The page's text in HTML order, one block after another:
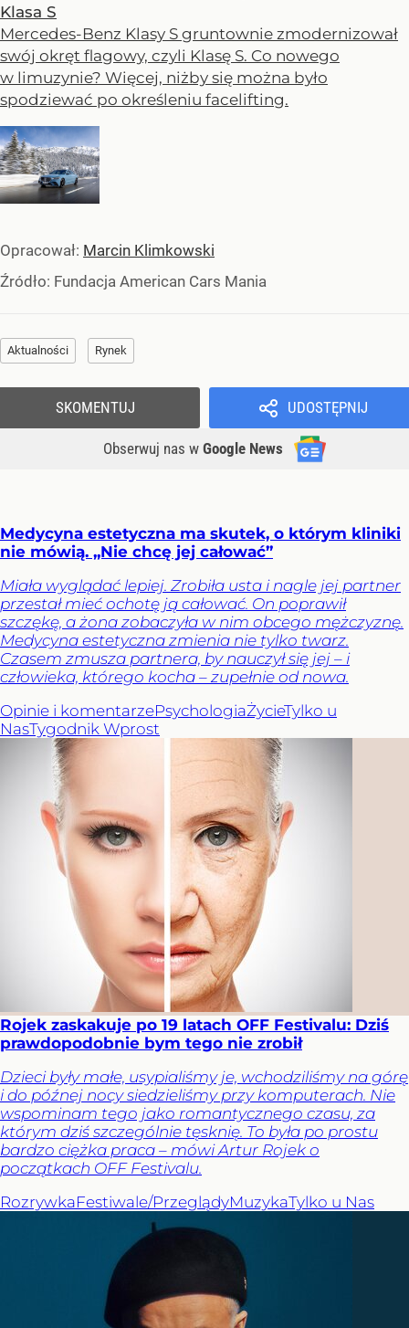
Klasa S
Mercedes-Benz Klasy S gruntownie zmodernizował
swój okręt flagowy, czyli Klasę S. Co nowego
w limuzynie? Więcej, niżby się można było
spodziewać po określeniu facelifting.
Opracował: Marcin Klimkowski
Źródło: Fundacja American Cars Mania
Aktualności Rynek
UDOSTĘPNIJ
Obserwuj nas w Google News
SKOMENTUJ
Medycyna estetyczna ma skutek, o którym kliniki
nie mówią. „Nie chcę jej całować”
Miała wyglądać lepiej. Zrobiła usta i nagle jej partner
przestał mieć ochotę ją całować. On poprawił
szczękę, a żona zobaczyła w nim obcego mężczyznę.
Medycyna estetyczna zmienia nie tylko twarz.
Czasem zmusza partnera, by nauczył się jej – i
człowieka, którego kocha – zupełnie od nowa.
Opinie i komentarzePsychologiaŻycieTylko u
NasTygodnik Wprost
Rojek zaskakuje po 19 latach OFF Festivalu: Dziś
prawdopodobnie bym tego nie zrobił
Dzieci były małe, usypialiśmy je, wchodziliśmy na górę
i do późnej nocy siedzieliśmy przy komputerach. Nie
wspominam tego jako romantycznego czasu, za
którym dziś szczególnie tęsknię. To była po prostu
bardzo ciężka praca – mówi Artur Rojek o
początkach OFF Festivalu.
RozrywkaFestiwale/PrzeglądyMuzykaTylko u Nas